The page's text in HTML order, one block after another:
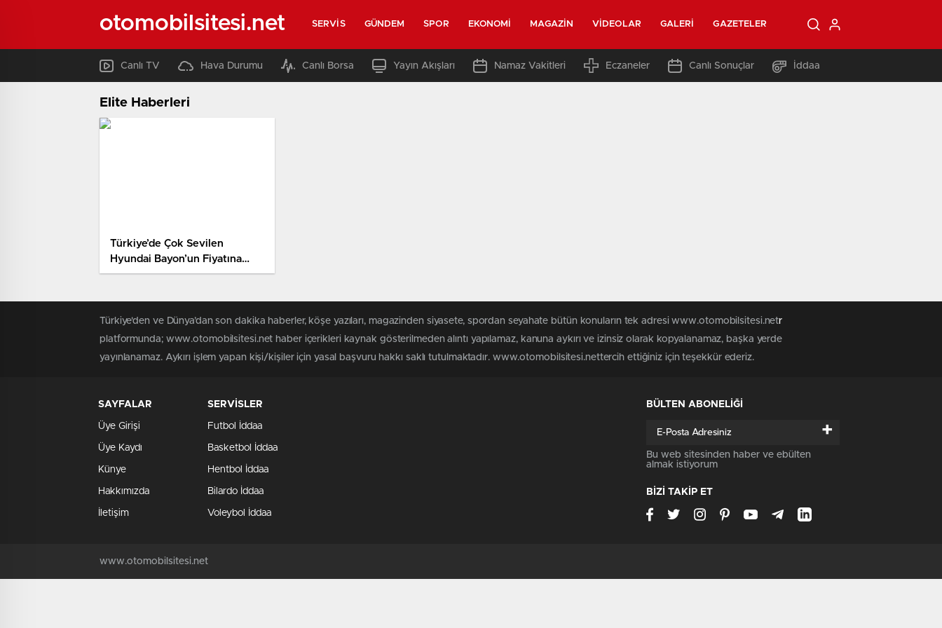
otomobilsitesi.net SERVIS GÜNDEM SPOR EKONOMI MAGAZIN VIDEOLAR GALERI GAZETELER
Canlı TV Hava Durumu Canlı Borsa Yayın Akışları Namaz Vakitleri Eczaneler Canlı Sonuçlar İddaa
Elite Haberleri
Türkiye’de Çok Sevilen
Hyundai Bayon’un Fiyatına
İndirim Geldi
Türkiye'den ve Dünya’dan son dakika haberler, köşe yazıları, magazinden siyasete, spordan seyahate bütün konuların tek adresi www.otomobilsitesi.netr
platformunda; www.otomobilsitesi.net haber içerikleri kaynak gösterilmeden alıntı yapılamaz, kanuna aykırı ve izinsiz olarak kopyalanamaz, başka yerde
yayınlanamaz. Aykırı işlem yapan kişi/kişiler için yasal başvuru hakkı saklı tutulmaktadır. www.otomobilsitesi.nettercih ettiğiniz için teşekkür ederiz.
SAYFALAR
Üye Girişi
Üye Kaydı
Künye
Hakkımızda
İletişim
SERVİSLER
Futbol İddaa
Basketbol İddaa
Hentbol İddaa
Bilardo İddaa
Voleybol İddaa
BÜLTEN ABONELİĞİ
+
Bu web sitesinden haber ve ebülten
almak istiyorum
BİZİ TAKİP ET
www.otomobilsitesi.net